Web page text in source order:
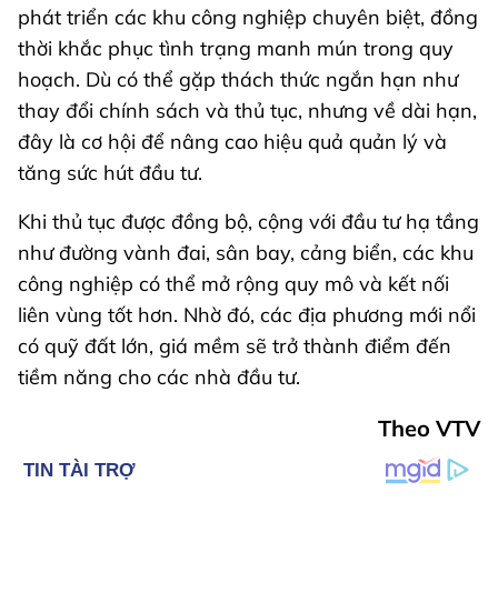
phát triển các khu công nghiệp chuyên biệt, đồng
thời khắc phục tình trạng manh mún trong quy
hoạch. Dù có thể gặp thách thức ngắn hạn như
thay đổi chính sách và thủ tục, nhưng về dài hạn,
đây là cơ hội để nâng cao hiệu quả quản lý và
tăng sức hút đầu tư.
Khi thủ tục được đồng bộ, cộng với đầu tư hạ tầng
như đường vành đai, sân bay, cảng biển, các khu
công nghiệp có thể mở rộng quy mô và kết nối
liên vùng tốt hơn. Nhờ đó, các địa phương mới nổi
có quỹ đất lớn, giá mềm sẽ trở thành điểm đến
tiềm năng cho các nhà đầu tư.
Theo VTV